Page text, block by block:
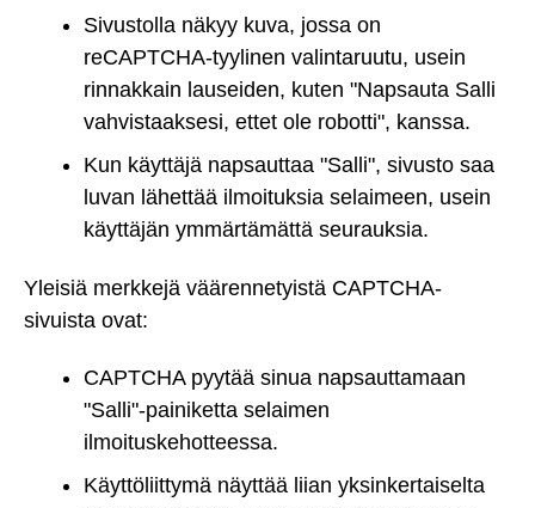
Sivustolla näkyy kuva, jossa on
reCAPTCHA-tyylinen valintaruutu, usein
rinnakkain lauseiden, kuten "Napsauta Salli
vahvistaaksesi, ettet ole robotti", kanssa.
Kun käyttäjä napsauttaa "Salli", sivusto saa
luvan lähettää ilmoituksia selaimeen, usein
käyttäjän ymmärtämättä seurauksia.
Yleisiä merkkejä väärennetyistä CAPTCHA-
sivuista ovat:
CAPTCHA pyytää sinua napsauttamaan
"Salli"-painiketta selaimen
ilmoituskehotteessa.
Käyttöliittymä näyttää liian yksinkertaiselta